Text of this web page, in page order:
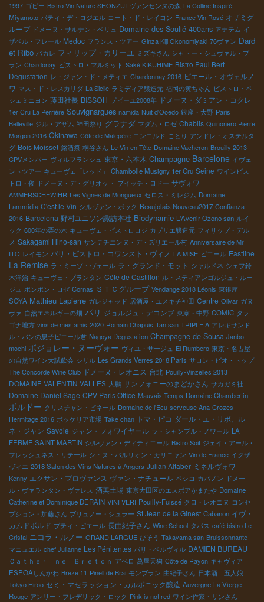
1997 ゴビー Bistro Vin Nature SHONZUI ヴァンセンヌの森 La Colline Inspiré
Miyamoto パティ・デ・ロジエル コート・ド・レイヨン France Vin Rosé オザミグ
ループ ドメーヌ・サルナン・ベリュ Domaine des Soulié 400ans アナテム イ
ザベル・フレール Medoc フランス・ツアー Ginza Kiji Okonomiyaki 76ヴァン Dard
et Ribo パカレ フィリップ・カリーユ ミズキさん シャトー・シュヴァル・ブ
ラン Chardonay ビストロ・マルミット Saké KIKUHIME Bistro Paul Bert
Dégustation レ・ジャン・ド・メティエ Chardonnay 2016 ピエール・オヴェルノ
ワ マス・ド・レスカリダ La Sicile ラミディア醸造元 福岡の黄ちゃん ビストロ・ペ
シェミニヨン 藤田社長 BISSOH プピーユ2008年 ドメーヌ・ダミアン・コクレ
1er Cru La Perrière Souvignargues namida Nuit d'Ooedo 銀座・大野 Paris
Belleville ジル・アザム 神田祭り グラナダ マダム・ロゼ Chablis Quinonero Pierre
Morgon 2016 Okinawa Côte de Malepère コンコルド ことり アンドレ・オステルタ
グ Bois Moisset 銘酒祭 桐谷さん Le Vin en Tête Domaine Vacheron Brouilly 2013
CPVメンバー ヴィルフランシュ 東京・六本木 Champagne Barcelone イヴェ
ントツアー キューヴェ「レッド」 Chambolle Musigny 1er Cru Seine ワインビス
トロ・俊 ドメーヌ・デ・グリオット プイッチ・ロドー サヴォワ
AMMERSCHEWIHR Les Vignes de Mongueux セロス・ミレジム Domaine
Lammidia C'est le Vin シルヴァン・ボック Beaujolais Nouveau2017 Confianza
2016 Barcelona 野村ユニソン諏訪本社 Biodynamie L'Avenir Ozono san ルイ
ック 600年の栗の木 キューヴェ・ビストロロジ カプリエ醸造元 フィリップ・デル
メ Sakagami Hino-san サンテチエンヌ・デ・ズリエール村 Anniversaire de Mr
ITO レイモン パリ・ビストロ・コワンスト・ヴィノ LA MISE ピエール Eastline
La Remise ラ・ミーゾ・ヴェール ラ・グランド・モット シャルドネ シェフ鈴
木洋治 キューヴェ・プランタン Côte de Castillon ル・スティアンゴルジュ・ルー
ジュ ポンポン・ロゼ Cornas ＳＴＣグループ Vendange 2018 Léonis 東銀座
SOYA Mathieu Lapierre ガレジャッド 居酒屋・ユメキチ神田 Centre Olivar ガヌ
ヴァ 自然エネルギーの畑 パリ ジョルジュ・デコンブ 東京・中野 COMIC タラ
ゴナ地方 vins de mes amis 2020 Romain Chapuis Tan san TRIPLE A アレキサンド
ル・バンの息子ピエール君 Nagoya Dégustation Champagne de Sousa Janbo-
mochi ボジョレー・ヌーヴォー ヴィユ・サージュ El Rumbero 東京・名古屋
の自然ワイン大試飲会 シリル Les Grands Verres 2018 Paris サロン・ビオ・トップ
The Concorde Wine Club ドメーヌ・レオニス 台北 Pouilly-Vinzelles 2013
DOMAINE VALENTIN VALLES 大鵬 サンフォニーのまどかさん サカガミ社
Domaine Daniel Sage CPV Paris Office Mauvais Temps Domaine Chambertin
ボルドー クリスチャン・ビネール Domaine de l'Ecu serveuse Ana Crozes-
Hermitage 2016 ボッケリア市場 Take chan トマ・ピコ ダール・エ・リボ、ル
ネ・ジャン Savoie ジャン・フォワイヤール ラ・シャンブル・ノワール LA
FERME SAINT MARTIN シルヴァン・ディティエール Bistro Soif ジェイ・アール・
フレッシュネス・リテール シ・ヌ・パルリオン・カリニャン Vin de France イクザ
ヴィエ 2018 Salon des Vins Natures à Angers Julian Altaber ミネルヴォワ
Kenny エクサン・プロヴァンス ヴァン・ナチュール ペシコ カバノン ドメー
ル・ヴァランタン・ヴァレス 酒美土場 東京大田区のエスポアかまたや Domaine
Catherine et Dominique DERAIN VINI VERI Pouilly-Fuissé クロ・レオニヌ コンセ
プション・加藤さん ブリュノー・シュラー St Jean de la Ginest Cabanon イヴ・
カムドボルド プティ・ピエール 長由紀子さん Wine School タパス café-bistro Le
Cristal ニコラ・ルノー GRAND LARGUE びそう Takayama san Bruissonnante
マニュエル chef Julianne Les Pénitentes パリ・ベルヴィル DAMIEN BUREAU
Ｃａｔｈｅｒｉｎｅ Ｂｒｅｔｏｎ アぺロ 萬屋天狗 Côte de Rayon キャヴィア
ESPOAしんかわ Breze 11 Pinell de Brai モンブラン 由紀子さん 日本酒 五人娘
Tokyo Hiroo セミ・マセラッション・カルボニック醸造 Auvergne La Vierge
Rouge アンリー・フレデリック・ロック Pink is not red ワイン作家・リンさん